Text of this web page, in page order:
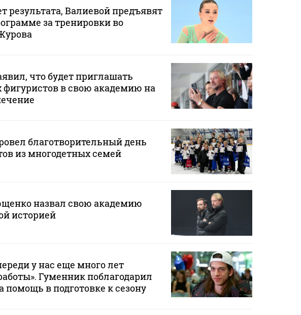
результата, Валиевой предъявят
за тренировки во
что будет приглашать
фигуристов в свою академию на
благотворительный день
из многодетных семей
назвал свою академию
историей
у нас еще много лет
Гуменник поблагодарил
помощь в подготовке к сезону